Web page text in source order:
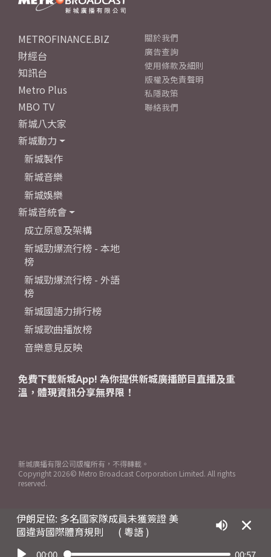
伊朗足協: 多名國家隊成員未獲簽證 美
國違背國際體育規則
( 粵語 )
00:00 00:57
METROFINANCE.BIZ
財經台
知訊台
Metro Plus
MBO TV
新城八大家
新城動力
新城製作
新城音樂
新城娛樂
新城音統會
成立原意及架構
新城勁爆流行榜 - 本地
榜
新城勁爆流行榜 - 外語
榜
新城國語力排行榜
新城歌曲播放榜
音樂意見反映
關於我們
廣告查詢
使用條款及細則
版權及免責聲明
私隱政策
聯絡我們
免費下載新城App! 為你提供新城廣播節目直播及重
溫，體現資訊分享無界限！
新城廣播有限公司版權所有，不得轉載。
Copyright 2026© Metro Broadcast Corporation Limited. All rights
reserved.